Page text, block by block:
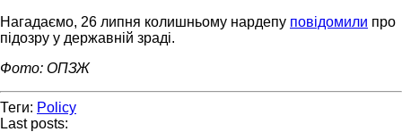
Нагадаємо, 26 липня колишньому нардепу повідомили про
підозру у державній зраді.
Фото: ОПЗЖ
Теги: Policy
Last posts: